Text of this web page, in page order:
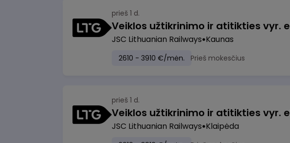
prieš 1 d.
JSC Lithuanian Railways Kaunas
2610 - 3910 €/mėn. Prieš mokesčius
prieš 1 d.
JSC Lithuanian Railways Klaipėda